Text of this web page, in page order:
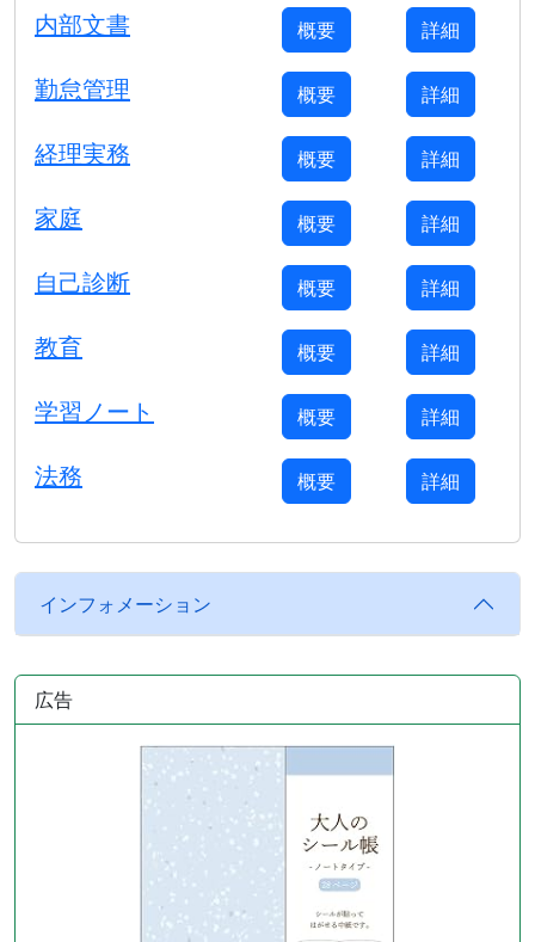
内部文書 概要 詳細
勤怠管理 概要 詳細
経理実務 概要 詳細
家庭 概要 詳細
自己診断 概要 詳細
教育 概要 詳細
学習ノート 概要 詳細
法務 概要 詳細
インフォメーション
広告